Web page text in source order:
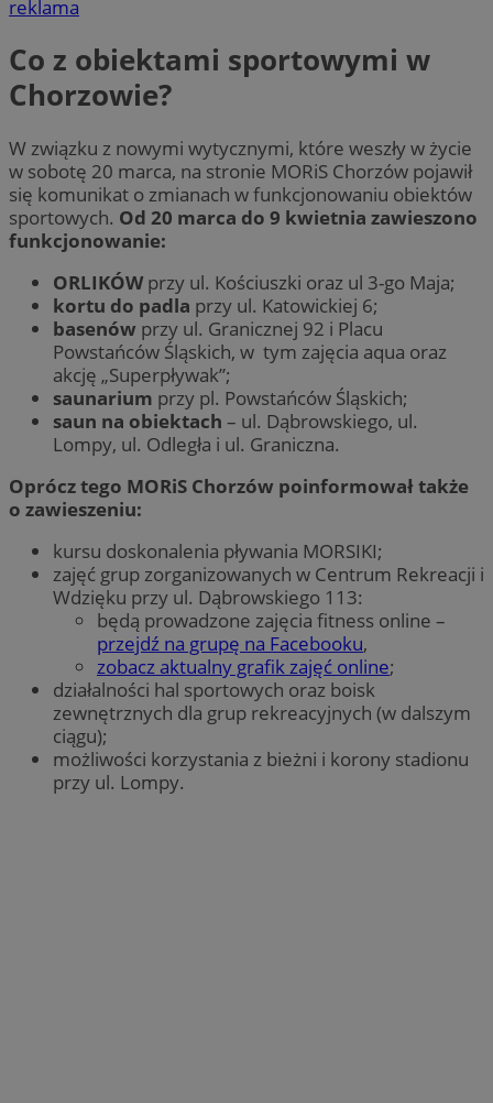
reklama
Co z obiektami sportowymi w
Chorzowie?
W związku z nowymi wytycznymi, które weszły w życie
w sobotę 20 marca, na stronie MORiS Chorzów pojawił
się komunikat o zmianach w funkcjonowaniu obiektów
sportowych. Od 20 marca do 9 kwietnia zawieszono
funkcjonowanie:
ORLIKÓWprzy ul. Kościuszki oraz ul 3-go Maja;
kortu do padla przy ul. Katowickiej 6;
basenów przy ul. Granicznej 92 i Placu
Powstańców Śląskich, w tym zajęcia aqua oraz
akcję „Superpływak”;
saunarium przy pl. Powstańców Śląskich;
saun na obiektach – ul. Dąbrowskiego, ul.
Lompy, ul. Odległa i ul. Graniczna.
Oprócz tego MORiS Chorzów poinformował także
o zawieszeniu:
kursu doskonalenia pływania MORSIKI;
zajęć grup zorganizowanych w Centrum Rekreacji i
Wdzięku przy ul. Dąbrowskiego 113:
będą prowadzone zajęcia fitness online –
przejdź na grupę na Facebooku,
zobacz aktualny grafik zajęć online;
działalności hal sportowych oraz boisk
zewnętrznych dla grup rekreacyjnych (w dalszym
ciągu);
możliwości korzystania z bieżni i korony stadionu
przy ul. Lompy.